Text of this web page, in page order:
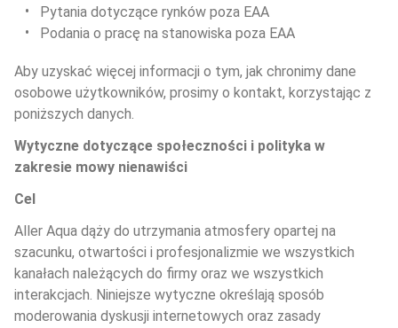
Pytania dotyczące rynków poza EAA
Podania o pracę na stanowiska poza EAA
Aby uzyskać więcej informacji o tym, jak chronimy dane
osobowe użytkowników, prosimy o kontakt, korzystając z
poniższych danych.
Wytyczne dotyczące społeczności i polityka w
zakresie mowy nienawiści
Cel
Aller Aqua dąży do utrzymania atmosfery opartej na
szacunku, otwartości i profesjonalizmie we wszystkich
kanałach należących do firmy oraz we wszystkich
interakcjach. Niniejsze wytyczne określają sposób
moderowania dyskusji internetowych oraz zasady